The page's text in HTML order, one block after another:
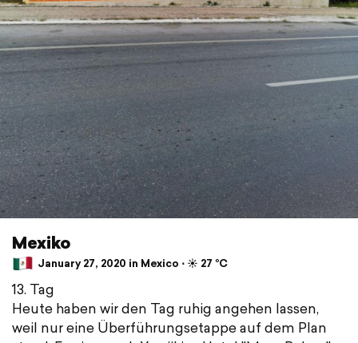
Mexiko
January 27, 2020 in Mexico ⋅ ☀️ 27 °C
13. Tag
Heute haben wir den Tag ruhig angehen lassen,
weil nur eine Überführungsetappe auf dem Plan